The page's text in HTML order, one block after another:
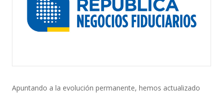
Apuntando a la evolución permanente, hemos actualizado